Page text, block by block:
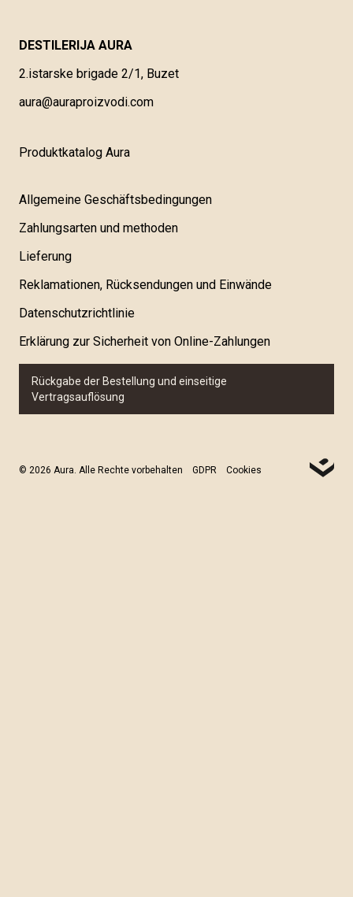
DESTILERIJA AURA
2.istarske brigade 2/1, Buzet
aura@auraproizvodi.com
Produktkatalog Aura
Allgemeine Geschäftsbedingungen
Zahlungsarten und methoden
Lieferung
Reklamationen, Rücksendungen und Einwände
Datenschutzrichtlinie
Erklärung zur Sicherheit von Online-Zahlungen
Rückgabe der Bestellung und einseitige
Vertragsauflösung
© 2026 Aura. Alle Rechte vorbehalten GDPR Cookies